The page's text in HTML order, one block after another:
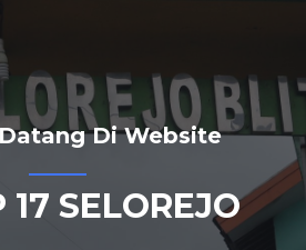
Di Website
17 SELOREJO